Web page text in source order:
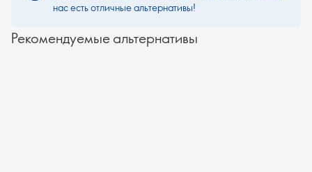
нас есть отличные альтернативы!
Рекомендуемые альтернативы